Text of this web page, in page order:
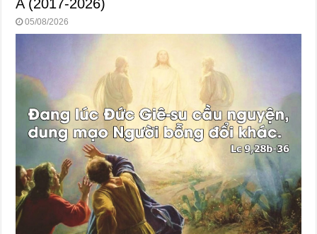
A (2017-2026)
05/08/2026